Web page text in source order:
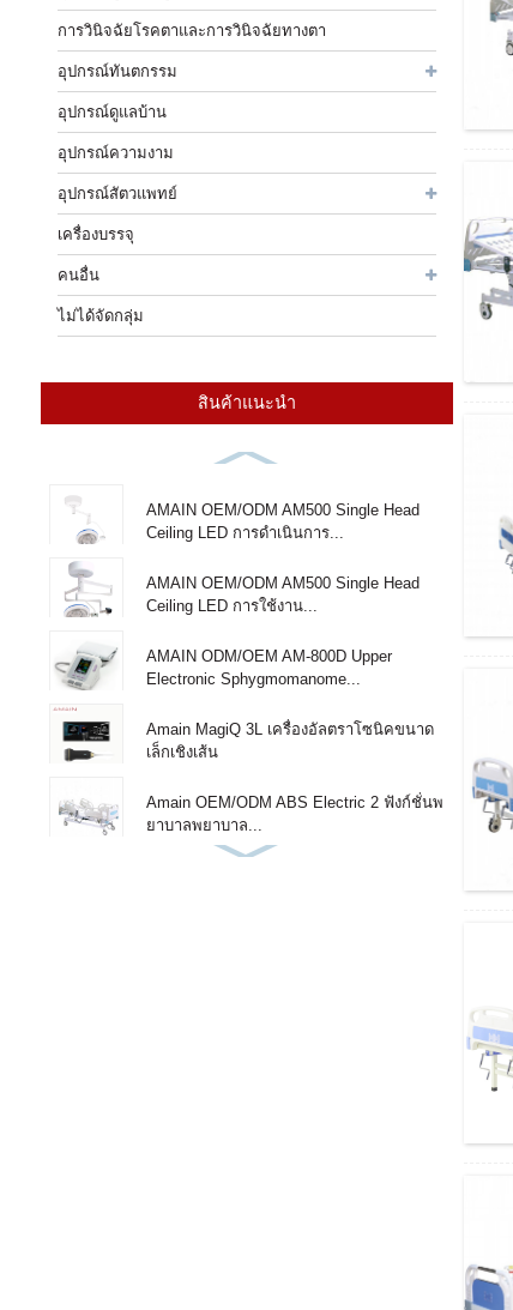
การวินิจฉัยโรคตาและการวินิจฉัยทางตา
อุปกรณ์ทันตกรรม
อุปกรณ์ดูแลบ้าน
อุปกรณ์ความงาม
อุปกรณ์สัตวแพทย์
เครื่องบรรจุ
คนอื่น
ไม่ได้จัดกลุ่ม
สินค้าแนะนำ
AMAIN OEM/ODM AM500 Single Head
Ceiling LED การดำเนินการ...
AMAIN OEM/ODM AM500 Single Head
Ceiling LED การใช้งาน...
AMAIN ODM/OEM AM-800D Upper
Electronic Sphygmomanome...
Amain MagiQ 3L เครื่องอัลตราโซนิคขนาด
เล็กเชิงเส้น
Amain OEM/ODM ABS Electric 2 ฟังก์ชั่นพ
ยาบาลพยาบาล...